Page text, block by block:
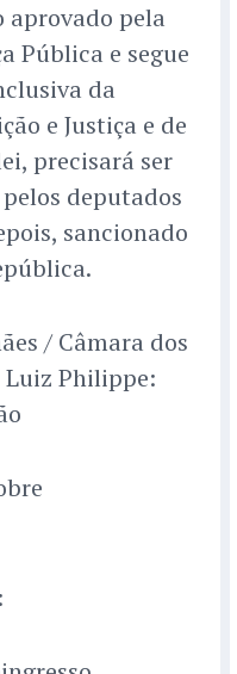
aprovado pela
Pública e segue
da
e Justiça e de
precisará ser
deputados
sancionado
/ Câmara dos
Philippe: